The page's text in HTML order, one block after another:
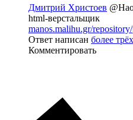
Дмитрий Христоев
html-верстальщик
manos.malihu.gr/
Ответ написан более
Комментировать